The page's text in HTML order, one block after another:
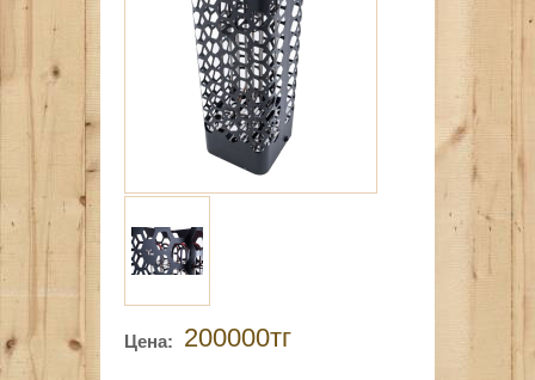
Цена: 200000тг